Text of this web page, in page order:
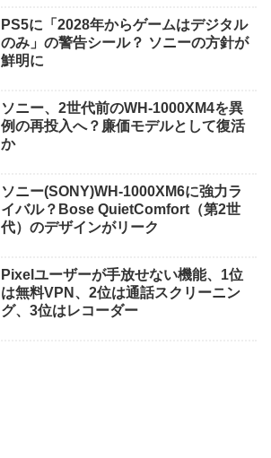
PS5に「2028年からゲームはデジタル
のみ」の警告シール？ ソニーの方針が
鮮明に
ソニー、2世代前のWH-1000XM4を異
例の再投入へ？廉価モデルとして復活
か
ソニー(SONY)WH-1000XM6に強力ラ
イバル？Bose QuietComfort（第2世
代）のデザインがリーク
Pixelユーザーが手放せない機能、1位
は無料VPN、2位は通話スクリーニン
グ、3位はレコーダー